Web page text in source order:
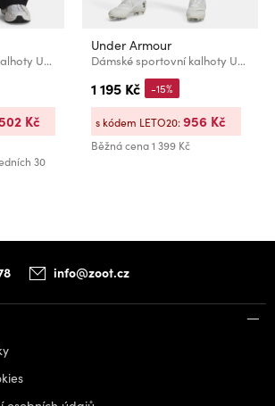
Dámské sportovní kalhoty Under Armour Unstoppable Wvn Pant
30
Kč
Under Armour
Dámské sportovní kalhoty Under Armour UA W Challenger Training Pn
1 195 Kč
Běžná cena1 399 Kč
-15%
s kódem LETO20:956 Kč
info@zoot.cz